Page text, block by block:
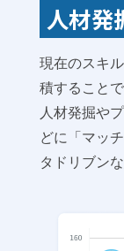
人材発
現在のスキ
積すること
人材発掘や
どに「マッ
タドリブン